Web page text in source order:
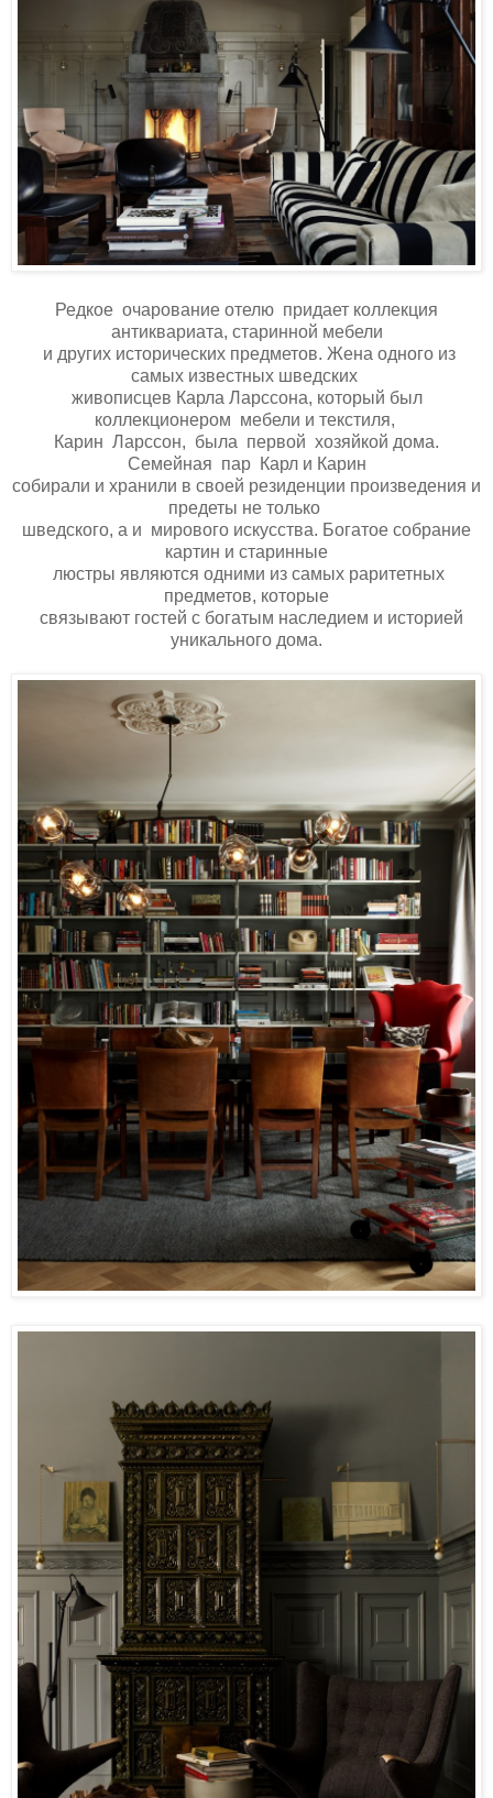
Редкое очарование отелю придает коллекция
антиквариата, старинной мебели
и других исторических предметов. Жена одного из
самых известных шведских
живописцев Карла Ларссона, который был
коллекционером мебели и текстиля,
Карин Ларссон, была первой хозяйкой дома.
Семейная пар Карл и Карин
собирали и хранили в своей резиденции произведения и
предеты не только
шведского, а и мирового искусства. Богатое собрание
картин и старинные
люстры являются одними из самых раритетных
предметов, которые
связывают гостей с богатым наследием и историей
уникального дома.